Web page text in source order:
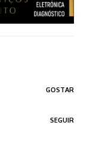
GOSTAR
SEGUIR